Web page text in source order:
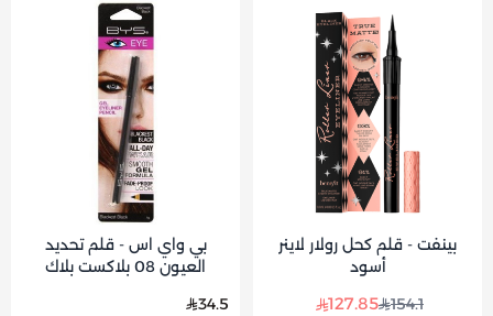
بينفت - قلم كحل رولار لاينر
أسود
154.1
127.85
بي واي اس - قلم تحديد
العيون 08 بلاكست بلاك
34.5